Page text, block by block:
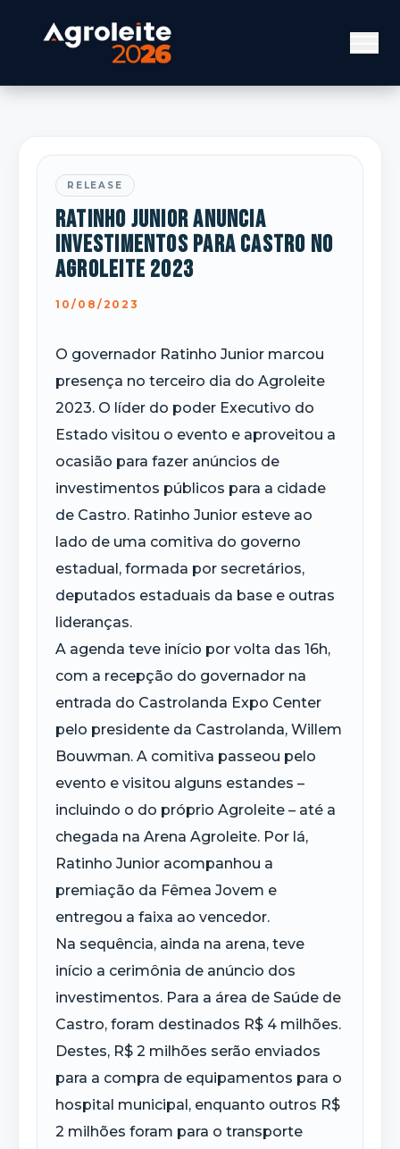
RELEASE
Ratinho Junior anuncia
investimentos para Castro no
Agroleite 2023
10/08/2023
O governador Ratinho Junior marcou
presença no terceiro dia do Agroleite
2023. O líder do poder Executivo do
Estado visitou o evento e aproveitou a
ocasião para fazer anúncios de
investimentos públicos para a cidade
de Castro. Ratinho Junior esteve ao
lado de uma comitiva do governo
estadual, formada por secretários,
deputados estaduais da base e outras
lideranças.
A agenda teve início por volta das 16h,
com a recepção do governador na
entrada do Castrolanda Expo Center
pelo presidente da Castrolanda, Willem
Bouwman. A comitiva passeou pelo
evento e visitou alguns estandes –
incluindo o do próprio Agroleite – até a
chegada na Arena Agroleite. Por lá,
Ratinho Junior acompanhou a
premiação da Fêmea Jovem e
entregou a faixa ao vencedor.
Na sequência, ainda na arena, teve
início a cerimônia de anúncio dos
investimentos. Para a área de Saúde de
Castro, foram destinados R$ 4 milhões.
Destes, R$ 2 milhões serão enviados
para a compra de equipamentos para o
hospital municipal, enquanto outros R$
2 milhões foram para o transporte